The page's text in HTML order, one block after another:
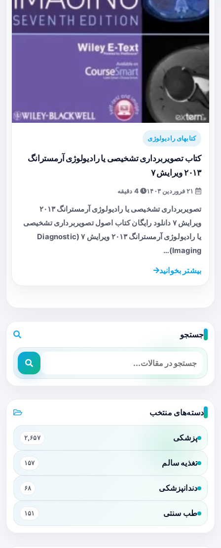
کتابهای رادیولوژی
کتاب تصویربرداری تشخیصی یا رادیولوژی آرمسترانگ
۲۰۱۳ ویرایش ۷
4 دقیقه
تصویربرداری تشخیصی یا رادیولوژی آرمسترانگ ۲۰۱۳
ویرایش ۷ دانلود رایگان کتاب اصول تصویربرداری تشخیصی
یا رادیولوژی آرمسترانگ ۲۰۱۳ ویرایش ۷ (Diagnostic
Imaging)…
بیشتر بخوانید
جستجو
دسته‌های منتخب
پزشکی ۲,۶۵۷
تغذیه سالم ۱۵۷
دندانپزشکی ۶۸
طب سنتی ۱۵۱